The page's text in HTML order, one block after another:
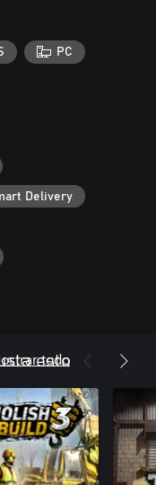
que debes limpiar
que nada se dañe
Gestiona tus
y conviértete en
es hora de
plantas y
tu propio
para el conjunto,
los tipos de tierra.
y dinámicos
de tus
de tu propio
PC
Delivery
esto
todo